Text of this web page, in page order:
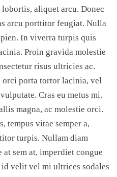
lobortis, aliquet arcu. Donec
arcu porttitor feugiat. Nulla
In viverra turpis quis
Proin gravida molestie
risus ultricies ac.
orci porta tortor lacinia, vel
Cras eu metus mi.
magna, ac molestie orci.
tempus vitae semper a,
turpis. Nullam diam
at sem at, imperdiet congue
velit vel mi ultrices sodales